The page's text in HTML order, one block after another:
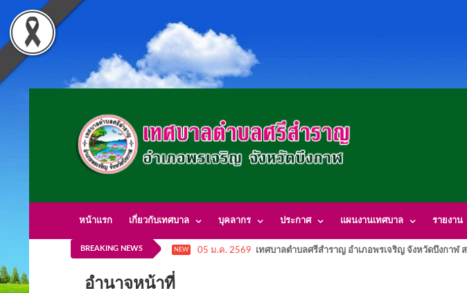
หน้าแรก เกี่ยวกับเทศบาล บุคลากร ประกาศ แผนงานเทศบาล รายงาน
BREAKING NEWS NEW 05 ม.ค. 2569 เทศบาลตำบลศรีสำราญ อำเภอพรเจริญ จังหวัดบึงกาฬ
อำนาจหน้าที่